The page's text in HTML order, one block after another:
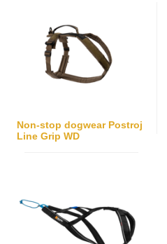
Non-stop dogwear Postroj
Line Grip WD